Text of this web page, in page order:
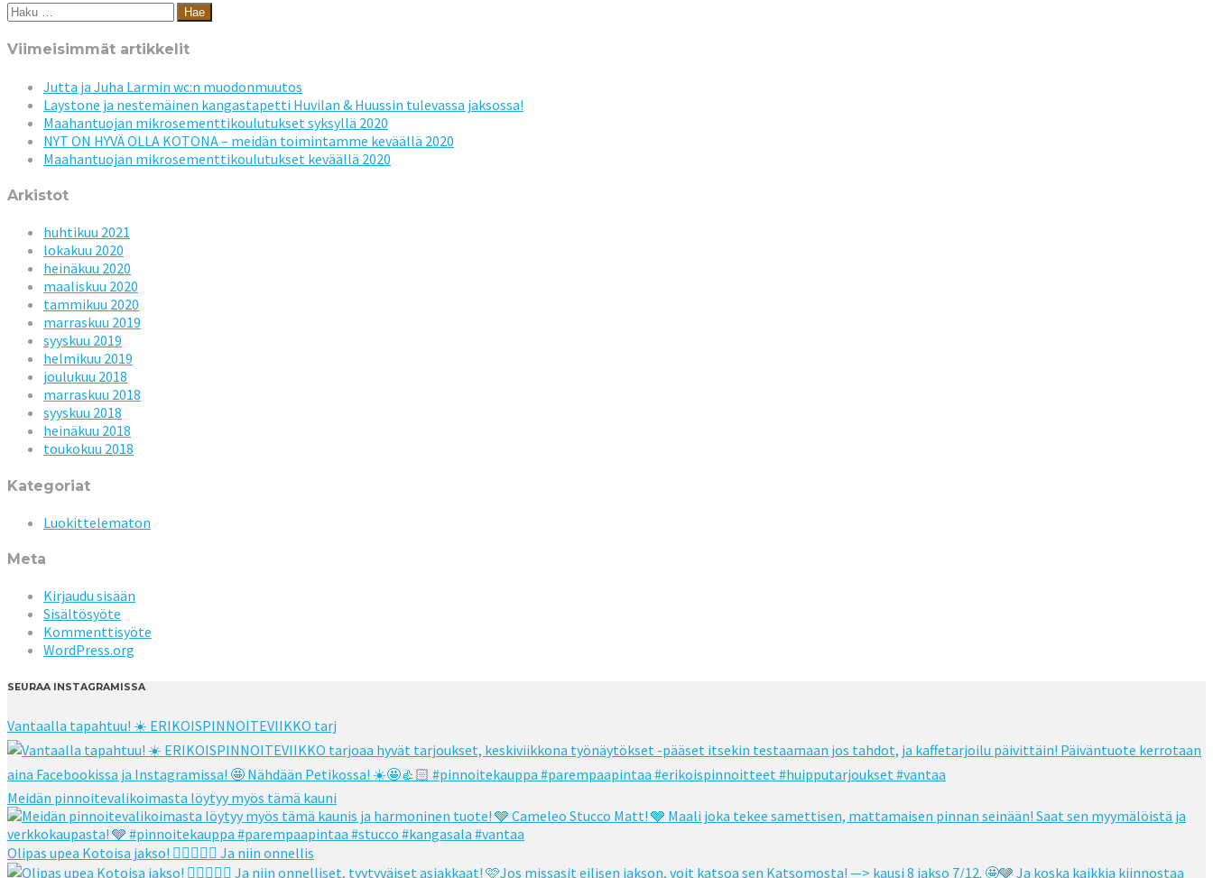
Haku:
Viimeisimmät artikkelit
Jutta ja Juha Larmin wc:n muodonmuutos
Laystone ja nestemäinen kangastapetti Huvilan & Huussin tulevassa jaksossa!
Maahantuojan mikrosementtikoulutukset syksyllä 2020
NYT ON HYVÄ OLLA KOTONA – meidän toimintamme keväällä 2020
Maahantuojan mikrosementtikoulutukset keväällä 2020
Arkistot
huhtikuu 2021
lokakuu 2020
heinäkuu 2020
maaliskuu 2020
tammikuu 2020
marraskuu 2019
syyskuu 2019
helmikuu 2019
joulukuu 2018
marraskuu 2018
syyskuu 2018
heinäkuu 2018
toukokuu 2018
Kategoriat
Luokittelematon
Meta
Kirjaudu sisään
Sisältösyöte
Kommenttisyöte
WordPress.org
SEURAA INSTAGRAMISSA
Vantaalla tapahtuu! ☀️ ERIKOISPINNOITEVIIKKO tarj
Meidän pinnoitevalikoimasta löytyy myös tämä kauni
Olipas upea Kotoisa jakso! 👌🏻👌🏻🧡 Ja niin onnellis